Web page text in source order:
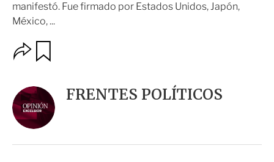
manifestó. Fue firmado por Estados Unidos, Japón,
México, ...
O
p
o
n
e
s
a
r
FRENTES POLÍTICOS